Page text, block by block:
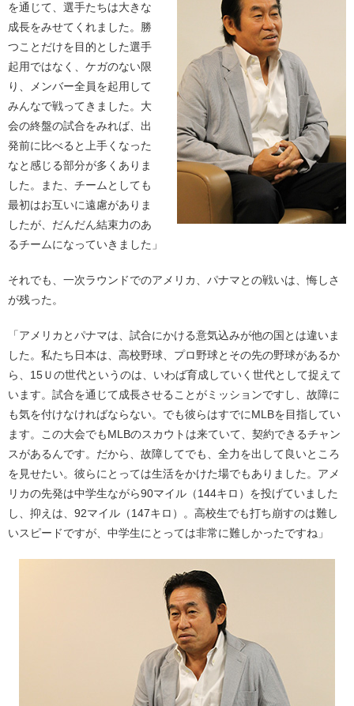
を通じて、選手たちは大きな
成長をみせてくれました。勝
つことだけを目的とした選手
起用ではなく、ケガのない限
り、メンバー全員を起用して
みんなで戦ってきました。大
会の終盤の試合をみれば、出
発前に比べると上手くなった
なと感じる部分が多くありま
した。また、チームとしても
最初はお互いに遠慮がありま
したが、だんだん結束力のあ
るチームになっていきました」
それでも、一次ラウンドでのアメリカ、パナマとの戦いは、悔しさ
が残った。
「アメリカとパナマは、試合にかける意気込みが他の国とは違いま
した。私たち日本は、高校野球、プロ野球とその先の野球があるか
ら、15Ｕの世代というのは、いわば育成していく世代として捉えて
います。試合を通じて成長させることがミッションですし、故障に
も気を付けなければならない。でも彼らはすでにMLBを目指してい
ます。この大会でもMLBのスカウトは来ていて、契約できるチャン
スがあるんです。だから、故障してでも、全力を出して良いところ
を見せたい。彼らにとっては生活をかけた場でもありました。アメ
リカの先発は中学生ながら90マイル（144キロ）を投げていました
し、抑えは、92マイル（147キロ）。高校生でも打ち崩すのは難し
いスピードですが、中学生にとっては非常に難しかったですね」